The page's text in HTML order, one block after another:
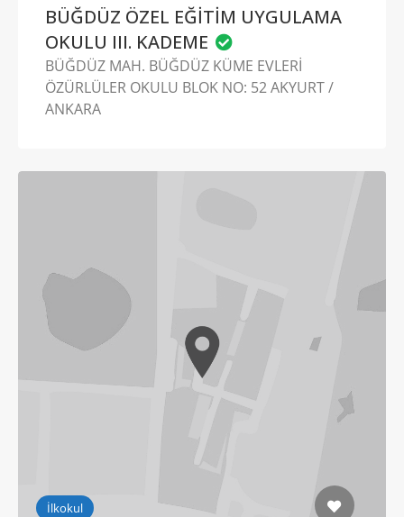
BÜĞDÜZ ÖZEL EĞİTİM UYGULAMA
OKULU III. KADEME
BÜĞDÜZ MAH. BÜĞDÜZ KÜME EVLERİ
ÖZÜRLÜLER OKULU BLOK NO: 52 AKYURT /
ANKARA
İlkokul